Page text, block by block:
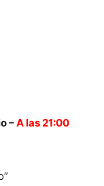
–A las 21:00